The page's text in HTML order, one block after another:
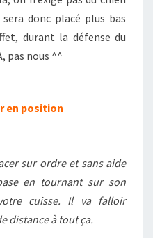
donc placé plus bas
durant la défense du
pas nous ^^
en position
sur ordre et sans aide
en tournant sur son
cuisse. Il va falloir
distance à tout ça.